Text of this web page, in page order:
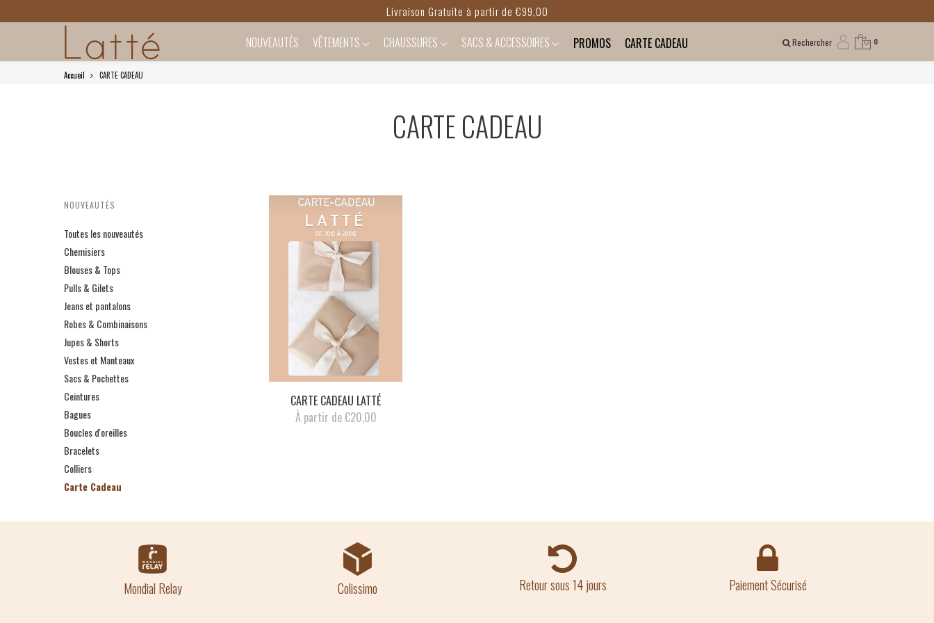
Livraison Gratuite à partir de €99,00
Rechercher 0
NOUVEAUTÉS VÊTEMENTS CHAUSSURES SACS & ACCESSOIRES PROMOS CARTE CADEAU
Accueil CARTE CADEAU
CARTE CADEAU
NOUVEAUTÉS
Toutes les nouveautés
Chemisiers
Blouses & Tops
Pulls & Gilets
Jeans et pantalons
Robes & Combinaisons
Jupes & Shorts
Vestes et Manteaux
Sacs & Pochettes
Ceintures
Bagues
Boucles d'oreilles
Bracelets
Colliers
Carte Cadeau
CARTE CADEAU LATTÉ
À partir de €20,00
Mondial Relay Colissimo Retour sous 14 jours Paiement Sécurisé